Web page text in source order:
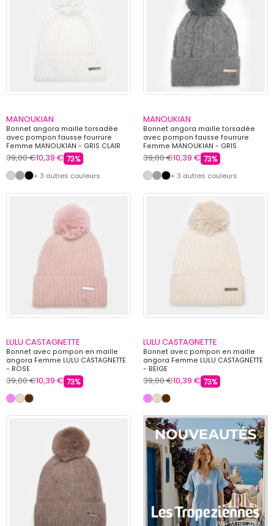
MANOUKIAN
Bonnet angora maille torsadée
avec pompon fausse fourrure
Femme MANOUKIAN - GRIS CLAIR
39,00 €10,39 € 73%
+ 3 autres couleurs
MANOUKIAN
Bonnet angora maille torsadée
avec pompon fausse fourrure
Femme MANOUKIAN - GRIS
39,00 €10,39 € 73%
+ 3 autres couleurs
LULU CASTAGNETTE
Bonnet avec pompon en maille
angora Femme LULU CASTAGNETTE
- ROSE
39,00 €10,39 € 73%
LULU CASTAGNETTE
Bonnet avec pompon en maille
angora Femme LULU CASTAGNETTE
- BEIGE
39,00 €10,39 € 73%